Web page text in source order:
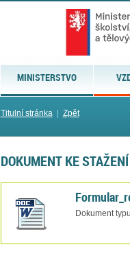
MINISTERSTVO
Titulní stránka| Zpět
DOKUMENT KE STAŽENÍ
Dokument